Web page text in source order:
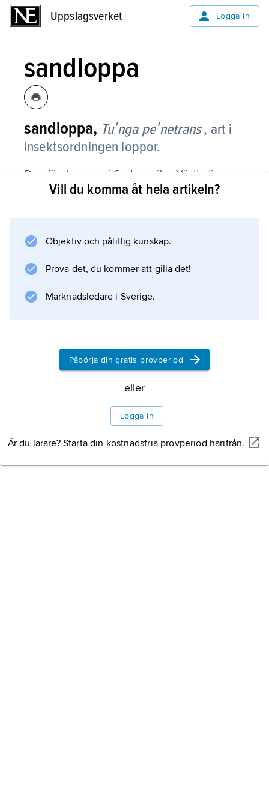
Uppslagsverket Logga in
sandloppa
sandloppa, Tuʹnga peʹnetrans , art i
insektsordningen loppor.
Den förekommer i Sydamerika, Västindien,
Afrika och västra Indien. Den lever i sandig
är den befruktade honan, som borrar sig in i
tånaglarna, och efter en vecka blir ärtstor och
Vill du komma åt hela artikeln?
Objektiv och pålitlig kunskap.
Prova det, du kommer att gilla det!
Marknadsledare i Sverige.
Påbörja din gratis provperiod
eller
Logga in
Är du lärare? Starta din kostnadsfria provperiod härifrån.